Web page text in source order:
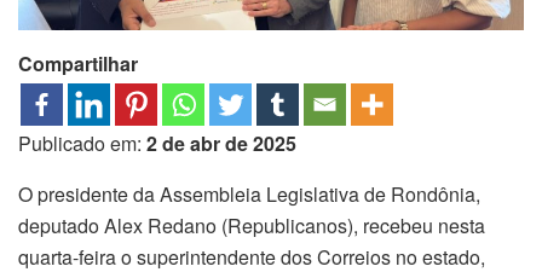
Compartilhar
Publicado em: 2 de abr de 2025
O presidente da Assembleia Legislativa de Rondônia,
deputado Alex Redano (Republicanos), recebeu nesta
quarta-feira o superintendente dos Correios no estado,